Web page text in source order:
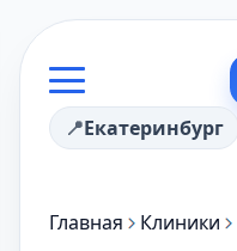
Екатеринбург
Главная Клиники